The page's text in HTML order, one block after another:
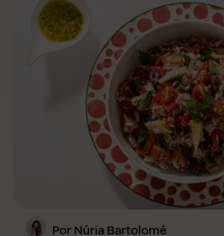
Por Núria Bartolomé